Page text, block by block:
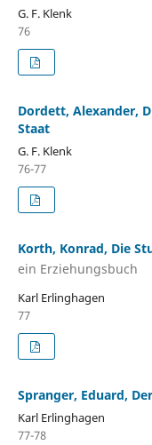
G. F. Klenk
76
Dordett, Alexander,
Staat
G. F. Klenk
76-77
Korth, Konrad, Die
ein Erziehungsbuch
Karl Erlinghagen
77
Spranger, Eduard,
Karl Erlinghagen
77-78